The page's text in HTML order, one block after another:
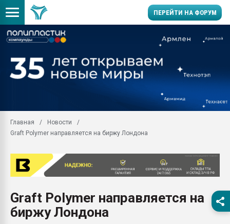
ПЕРЕЙТИ НА ФОРУМ
первый план в
пластмасс
ситуацией на
Продам отходы
поликарбоната и АБС-
26.07.2022 "Сибирский
Главная
Новости
Graft Polymer направляется на биржу Лондона
Graft Polymer направляется на
биржу Лондона